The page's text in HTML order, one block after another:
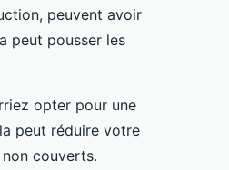
peuvent avoir
peut pousser les
opter pour une
peut réduire votre
couverts.